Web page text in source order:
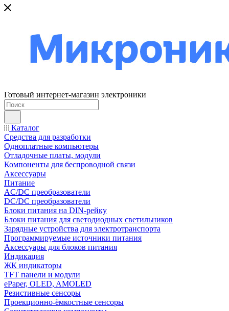
Готовый интернет-магазин электроники
Каталог
Средства для разработки
Одноплатные компьютеры
Отладочные платы, модули
Компоненты для беспроводной связи
Аксессуары
Питание
AC/DC преобразователи
DC/DC преобразователи
Блоки питания на DIN-рейку
Блоки питания для светодиодных светильников
Зарядные устройства для электротранспорта
Программируемые источники питания
Аксессуары для блоков питания
Индикация
ЖК индикаторы
TFT панели и модули
ePaper, OLED, AMOLED
Резистивные сенсоры
Проекционно-ёмкостные сенсоры